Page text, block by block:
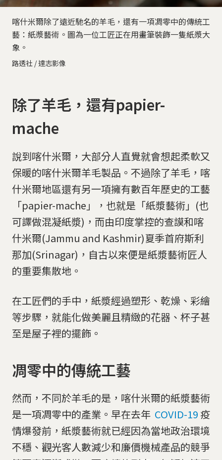
喀什米爾除了遠近馳名的羊毛，還有一項凋零中的傳統工
藝：紙漿藝術。圖為一位工匠正在用畫筆裝飾一隻紙漿大
象。
路透社 / 達志影像
除了羊毛，還有papier-
mache
說到喀什米爾，大部分人直覺就會想起柔軟又
保暖的喀什米爾羊毛製品。不過除了羊毛，喀
什米爾地區還有另一項擁有數百年歷史的工藝
「papier-mache」，也就是「紙漿藝術」(也
可譯做混凝紙漿)，而由印度掌控的查謨和喀
什米爾(Jammu and Kashmir)夏季首府斯利
那加(Srinagar)，自古以來便是紙漿藝術匠人
的重要集散地。
在工匠們的手中，紙漿經過塑形、乾燥、彩繪
等步驟，就能化做美麗且精緻的花器、杯子甚
至是屋子裡的擺飾。
凋零中的傳統工藝
然而，不同於羊毛的是，喀什米爾的紙漿藝術
是一項凋零中的產業。早在去年 COVID-19 疫
情爆發前，紙漿藝術就已經因為當地政治環境
不穩、觀光客人數減少和廉價機械產品的競爭